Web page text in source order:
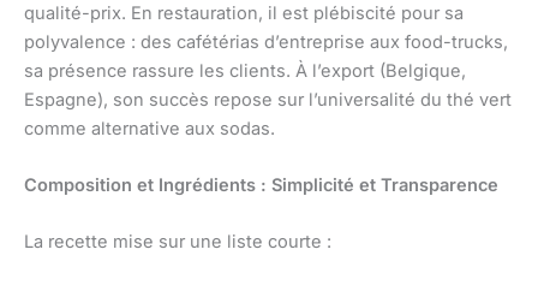
qualité-prix. En restauration, il est plébiscité pour sa
polyvalence : des cafétérias d’entreprise aux food-trucks,
sa présence rassure les clients. À l’export (Belgique,
Espagne), son succès repose sur l’universalité du thé vert
comme alternative aux sodas.
Composition et Ingrédients : Simplicité et Transparence
La recette mise sur une liste courte :